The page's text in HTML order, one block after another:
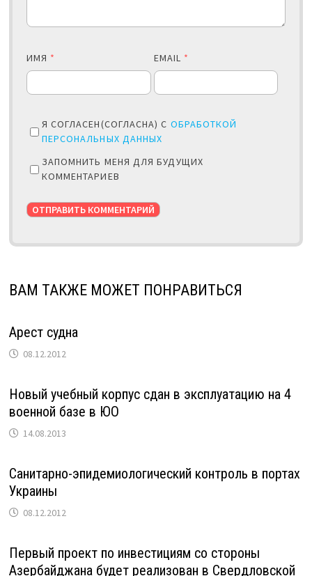
ИМЯ * EMAIL *
Я СОГЛАСЕН(СОГЛАСНА) С ОБРАБОТКОЙ
ПЕРСОНАЛЬНЫХ ДАННЫХ
ЗАПОМНИТЬ МЕНЯ ДЛЯ БУДУЩИХ
КОММЕНТАРИЕВ
ВАМ ТАКЖЕ МОЖЕТ ПОНРАВИТЬСЯ
Арест судна
08.12.2012
Новый учебный корпус сдан в эксплуатацию на 4
военной базе в ЮО
14.08.2013
Санитарно-эпидемиологический контроль в портах
Украины
08.12.2012
Первый проект по инвестициям со стороны
Азербайджана будет реализован в Свердловской